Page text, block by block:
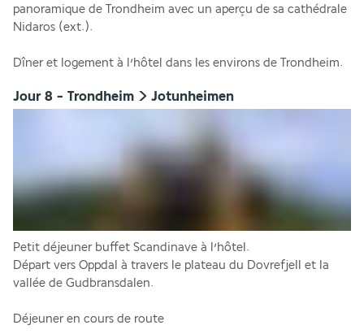
panoramique de Trondheim avec un aperçu de sa cathédrale
Nidaros (ext.).
Dîner et logement à l’hôtel dans les environs de Trondheim.
Jour 8 - Trondheim > Jotunheimen
Petit déjeuner buffet Scandinave à l’hôtel.
Départ vers Oppdal à travers le plateau du Dovrefjell et la
vallée de Gudbransdalen.
Déjeuner en cours de route